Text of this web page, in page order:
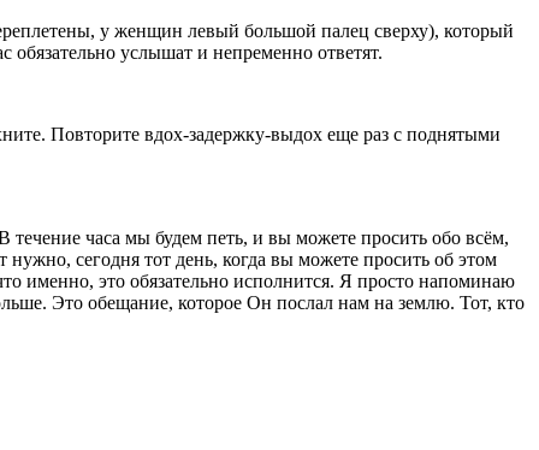
у женщин левый большой палец сверху), который
обязательно услышат и непременно ответят.
Повторите вдох-задержку-выдох еще раз с поднятыми
часа мы будем петь, и вы можете просить обо всём,
сегодня тот день, когда вы можете просить об этом
именно, это обязательно исполнится. Я просто напоминаю
Это обещание, которое Он послал нам на землю. Тот, кто